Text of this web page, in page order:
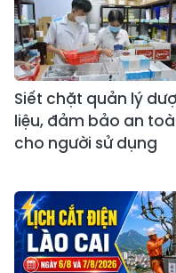
Siết chặt quản lý
liệu, đảm bảo an
cho người sử dụng